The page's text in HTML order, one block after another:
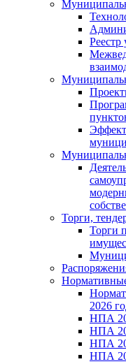
Реестр
Торги,
Торги
2026
НПА
НПА
НПА
НПА